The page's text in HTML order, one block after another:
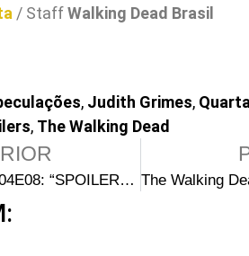
/ StaffWalking Dead Brasil
, Judith Grimes,
, The Walking Dead
The Walking Dead S04E08: “SPOILER” compartilha detalhes sobre a despedida emocionante (e horrível)